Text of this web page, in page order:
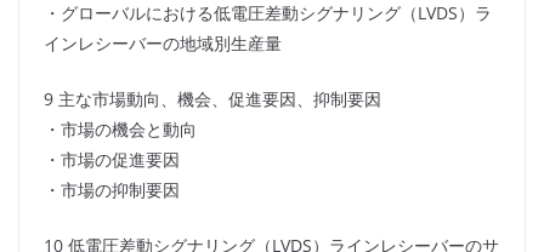
・グローバルにおける低電圧差動シグナリング（LVDS）ラ
インレシーバーの地域別生産量
9 主な市場動向、機会、促進要因、抑制要因
・市場の機会と動向
・市場の促進要因
・市場の抑制要因
10 低電圧差動シグナリング（LVDS）ラインレシーバーのサ